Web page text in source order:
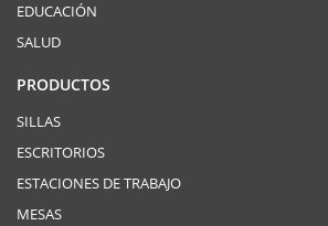
EDUCACIÓN
SALUD
PRODUCTOS
SILLAS
ESCRITORIOS
ESTACIONES DE TRABAJO
MESAS